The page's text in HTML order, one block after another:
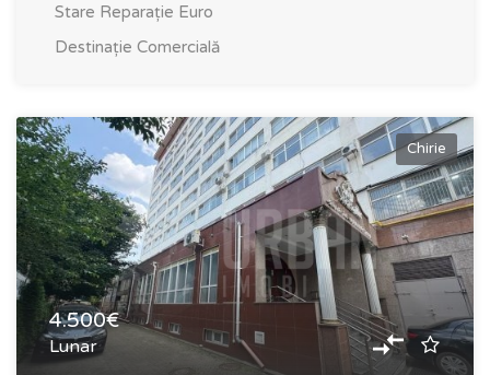
Stare Reparație Euro
Destinație Comercială
Chirie
4.500€
Lunar